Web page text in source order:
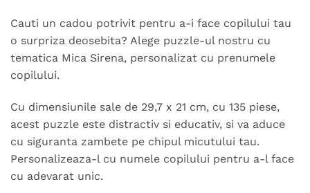
Cauti un cadou potrivit pentru a-i face copilului tau
o surpriza deosebita? Alege puzzle-ul nostru cu
tematica Mica Sirena, personalizat cu prenumele
copilului.
Cu dimensiunile sale de 29,7 x 21 cm, cu 135 piese,
acest puzzle este distractiv si educativ, si va aduce
cu siguranta zambete pe chipul micutului tau.
Personalizeaza-l cu numele copilului pentru a-l face
cu adevarat unic.